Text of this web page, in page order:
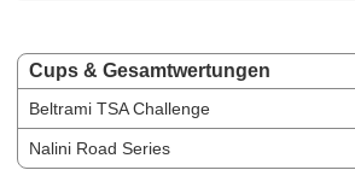
Cups & Gesamtwertungen
Beltrami TSA Challenge
Nalini Road Series